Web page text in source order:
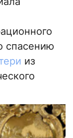
спасению
из